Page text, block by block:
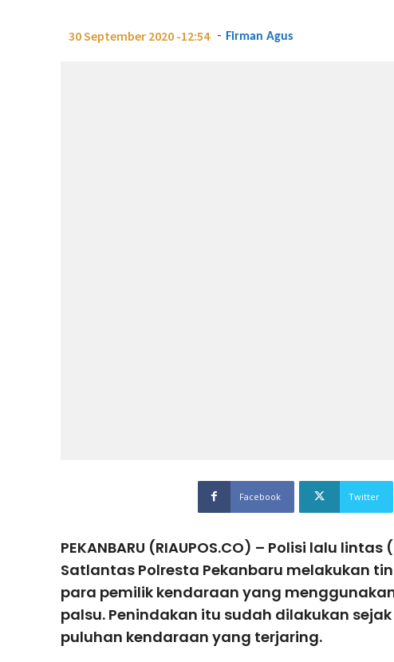
30 September 2020 -12:54 - Firman Agus
Facebook Twitter
PEKANBARU (RIAUPOS.CO) – Polisi lalu
Satlantas Polresta Pekanbaru melakukan
para pemilik kendaraan yang
palsu. Penindakan itu sudah dilakukan sejak
puluhan kendaraan yang terjaring.